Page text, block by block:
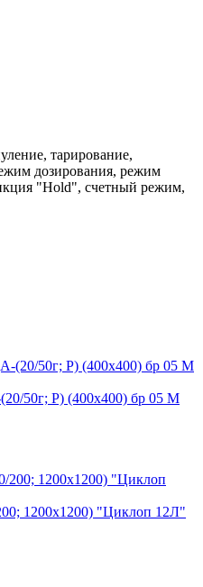
тарирование,
дозирования, режим
"Hold", счетный режим,
50г; Р) (400х400) бр 05 М
1200х1200) "Циклоп 12Л"